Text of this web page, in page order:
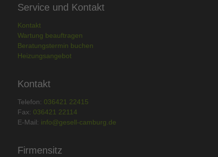
Service und Kontakt
Kontakt
Wartung beauftragen
Beratungstermin buchen
Heizungsangebot
Kontakt
Telefon: 036421 22415
Fax: 036421 22114
E-Mail: info@gesell-camburg.de
Firmensitz